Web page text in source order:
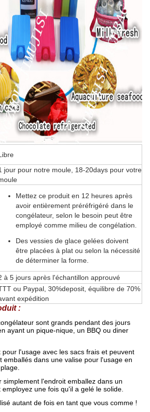
jour pour notre moule, 18-20days pour votre
Mettez ce produit en 12 heures après
avoir entièrement préréfrigéré dans le
congélateur, selon le besoin peut être
employé comme milieu de congélation.
Des vessies de glace gelées doivent
être placées à plat ou selon la nécessité
de déterminer la forme.
à 5 jours après l'échantillon approuvé
ou Paypal, 30%deposit, équilibre de 70%
expédition
:
sont grands pendant des jours
ayant un pique-nique, un BBQ ou diner
pour l'usage avec les sacs frais et peuvent
emballés dans une valise pour l'usage en
simplement l'endroit emballez dans un
une fois qu'il a gelé le solide.
autant de fois en tant que vous comme !